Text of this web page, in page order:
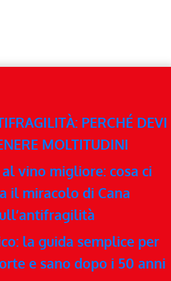
PERCHÉ DEVI
MOLTITUDINI
vino migliore: cosa ci
il miracolo di Cana
la guida semplice per
e sano dopo i 50 anni